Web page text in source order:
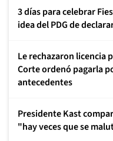
3 días para celebrar
idea del PDG de
Le rechazaron licencia
Corte ordenó pagarla
antecedentes
Presidente Kast
"hay veces que se